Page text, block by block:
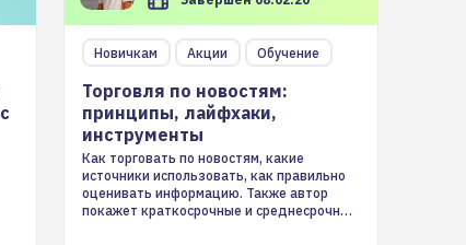
Новичкам Акции Обучение
Торговля по новостям:
принципы, лайфхаки,
инструменты
Как торговать по новостям, какие
источники использовать, как правильно
оценивать информацию. Также автор
покажет краткосрочные и среднесрочные